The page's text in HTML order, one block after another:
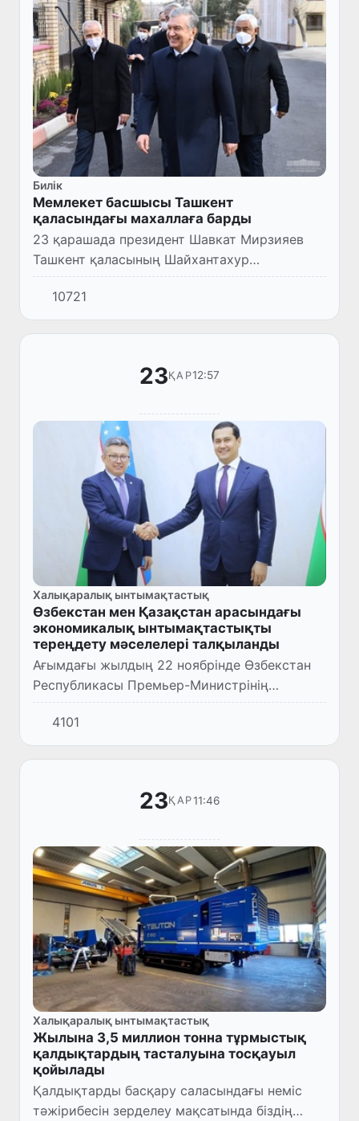
Билік
Мемлекет басшысы Ташкент
қаласындағы махаллаға барды
23 қарашада президент Шавкат Мирзияев
Ташкент қаласының Шайхантахур
ауданындағы «Сархумдон» махалласына
барды.
10721
23ҚАР12:57
Халықаралық ынтымақтастық
Өзбекстан мен Қазақстан арасындағы
экономикалық ынтымақтастықты
тереңдету мәселелері талқыланды
Ағымдағы жылдың 22 ноябрінде Өзбекстан
Республикасы Премьер-Министрінің
орынбасары – Инвестициялар және сыртқы
сауда министрі С.Умурзақов Қазақстан
Республикасының Сауда және инте...
4101
23ҚАР11:46
Халықаралық ынтымақтастық
Жылына 3,5 миллион тонна тұрмыстық
қалдықтардың тасталуына тосқауыл
қойылады
Қалдықтарды басқару саласындағы неміс
тәжірибесін зерделеу мақсатында біздің